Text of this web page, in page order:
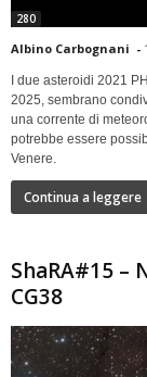
280
Albino Carbognani -
I due asteroidi 2021
2025, sembrano
una corrente di
potrebbe essere
Venere.
Continua a leggere
ShaRA#15 –
CG38